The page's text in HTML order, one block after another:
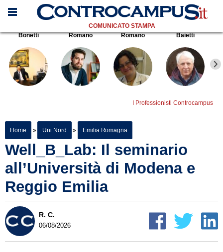
COMUNICATO STAMPA
Bonetti
Romano Romano Baietti
I Professionisti Controcampus
Home » Uni Nord » Emilia Romagna
Well_B_Lab: Il seminario
all’Università di Modena e
Reggio Emilia
R. C.
06/08/2026